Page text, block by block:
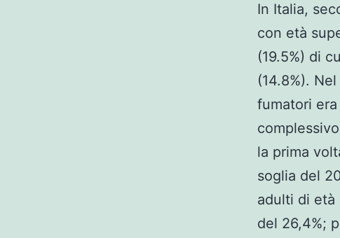
In Italia,
con età
(19.5%) di
(14.8%).
fumatori
la prima
soglia del
adulti di età
del 26,4%;